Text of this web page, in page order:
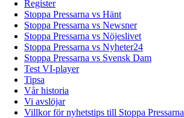
Register
Stoppa Pressarna vs Hänt
Stoppa Pressarna vs Newsner
Stoppa Pressarna vs Nöjeslivet
Stoppa Pressarna vs Nyheter24
Stoppa Pressarna vs Svensk Dam
Test VI-player
Tipsa
Vår historia
Vi avslöjar
Villkor för nyhetstips till Stoppa Pressarna